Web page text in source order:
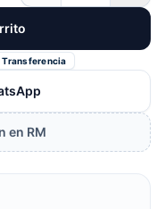
Transferencia
en RM